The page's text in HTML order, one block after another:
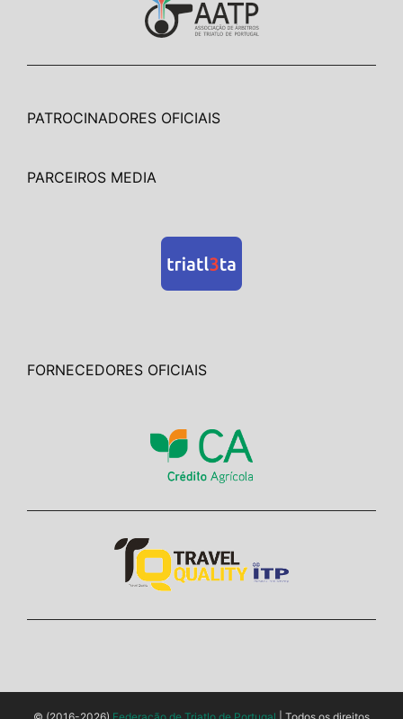
PATROCINADORES OFICIAIS
PARCEIROS MEDIA
FORNECEDORES OFICIAIS